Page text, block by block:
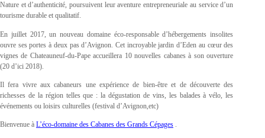
Nature et d’authenticité, poursuivent leur aventure entrepreneuriale au service d’un
tourisme durable et qualitatif.
En juillet 2017, un nouveau domaine éco-responsable d’hébergements insolites
ouvre ses portes à deux pas d’Avignon. Cet incroyable jardin d’Eden au cœur des
vignes de Chateauneuf-du-Pape accueillera 10 nouvelles cabanes à son ouverture
(20 d’ici 2018).
Il fera vivre aux cabaneurs une expérience de bien-être et de découverte des
richesses de la région telles que : la dégustation de vins, les balades à vélo, les
événements ou loisirs culturelles (festival d’Avignon,etc)
Bienvenue à L’éco-domaine des Cabanes des Grands Cépages .